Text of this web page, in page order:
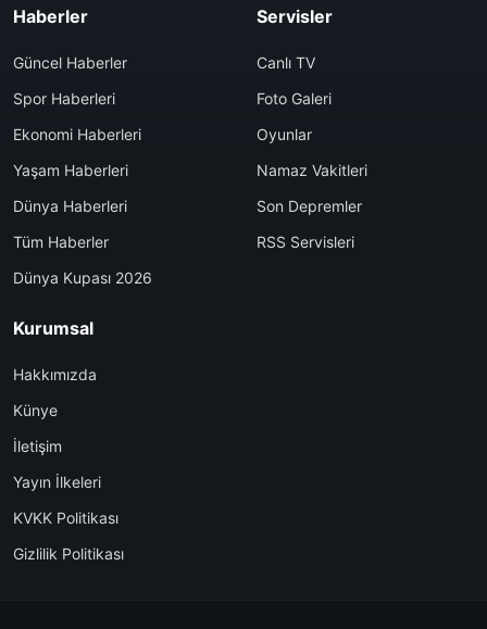
Haberler
Güncel Haberler
Spor Haberleri
Ekonomi Haberleri
Yaşam Haberleri
Dünya Haberleri
Tüm Haberler
Dünya Kupası 2026
Servisler
Canlı TV
Foto Galeri
Oyunlar
Namaz Vakitleri
Son Depremler
RSS Servisleri
Kurumsal
Hakkımızda
Künye
İletişim
Yayın İlkeleri
KVKK Politikası
Gizlilik Politikası